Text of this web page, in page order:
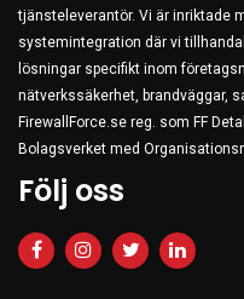
tjänsteleverantör. Vi är inriktade
systemintegration där vi
lösningar specifikt inom
nätverkssäkerhet, brandväggar,
FirewallForce.se reg. som FF
Bolagsverket med
Följ oss